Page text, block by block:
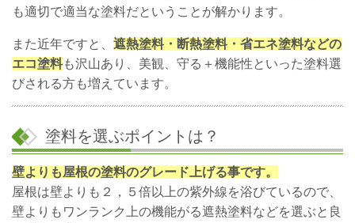
も適切で適当な塗料だということが解かります。
また近年ですと、 遮熱塗料・断熱塗料・省エネ塗料などの
エコ塗料も沢山あり、美観、守る＋機能性といった塗料選
びされる方も増えています。
塗料を選ぶポイントは？
壁よりも屋根の塗料のグレード上げる事です。
屋根は壁よりも２，５倍以上の紫外線を浴びているので、
壁よりもワンランク上の機能がる遮熱塗料などを選ぶと良